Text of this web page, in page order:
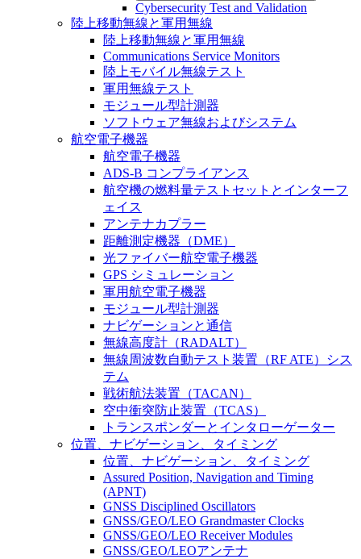
Cybersecurity Test and Validation
陸上移動無線と軍用無線
陸上移動無線と軍用無線
Communications Service Monitors
陸上モバイル無線テスト
軍用無線テスト
モジュール型計測器
ソフトウェア無線およびシステム
航空電子機器
航空電子機器
ADS-B コンプライアンス
航空機の燃料量テストセットとインターフ
ェイス
アンテナカプラー
距離測定機器（DME）
光ファイバー航空電子機器
GPS シミュレーション
軍用航空電子機器
モジュール型計測器
ナビゲーションと通信
無線高度計（RADALT）
無線周波数自動テスト装置（RF ATE）シス
テム
戦術航法装置（TACAN）
空中衝突防止装置（TCAS）
トランスポンダーとインタローゲーター
位置、ナビゲーション、タイミング
位置、ナビゲーション、タイミング
Assured Position, Navigation and Timing
(APNT)
GNSS Disciplined Oscillators
GNSS/GEO/LEO Grandmaster Clocks
GNSS/GEO/LEO Receiver Modules
GNSS/GEO/LEOアンテナ